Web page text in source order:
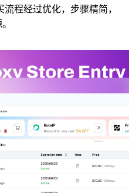
流程经过优化，步骤精简，